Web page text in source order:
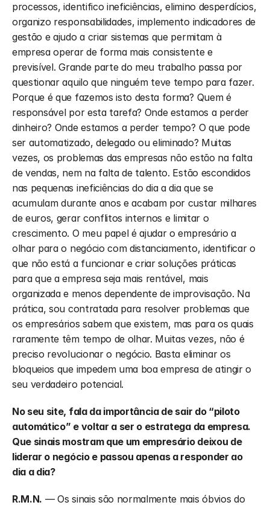
processos, identifico ineficiências, elimino desperdícios,
organizo responsabilidades, implemento indicadores de
gestão e ajudo a criar sistemas que permitam à
empresa operar de forma mais consistente e
previsível. Grande parte do meu trabalho passa por
questionar aquilo que ninguém teve tempo para fazer.
Porque é que fazemos isto desta forma? Quem é
responsável por esta tarefa? Onde estamos a perder
dinheiro? Onde estamos a perder tempo? O que pode
ser automatizado, delegado ou eliminado? Muitas
vezes, os problemas das empresas não estão na falta
de vendas, nem na falta de talento. Estão escondidos
nas pequenas ineficiências do dia a dia que se
acumulam durante anos e acabam por custar milhares
de euros, gerar conflitos internos e limitar o
crescimento. O meu papel é ajudar o empresário a
olhar para o negócio com distanciamento, identificar o
que não está a funcionar e criar soluções práticas
para que a empresa seja mais rentável, mais
organizada e menos dependente de improvisação. Na
prática, sou contratada para resolver problemas que
os empresários sabem que existem, mas para os quais
raramente têm tempo de olhar. Muitas vezes, não é
preciso revolucionar o negócio. Basta eliminar os
bloqueios que impedem uma boa empresa de atingir o
seu verdadeiro potencial.
No seu site, fala da importância de sair do “piloto
automático” e voltar a ser o estratega da empresa.
Que sinais mostram que um empresário deixou de
liderar o negócio e passou apenas a responder ao
dia a dia?
R.M.N. — Os sinais são normalmente mais óbvios do